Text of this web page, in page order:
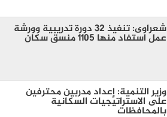
شعراوى: تنفيذ 32 دورة تدريبية وورشة
عمل استفاد منها 1105 منسق سكان
وزير التنمية: إعداد مدربين محترفين
على الاستراتيجيات السكانية
بالمحافظات